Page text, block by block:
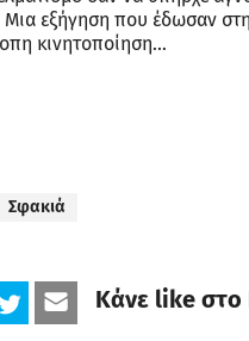
Μια εξήγηση που έδωσαν
κινητοποίηση…
Σφακιά
Κάνε like στο